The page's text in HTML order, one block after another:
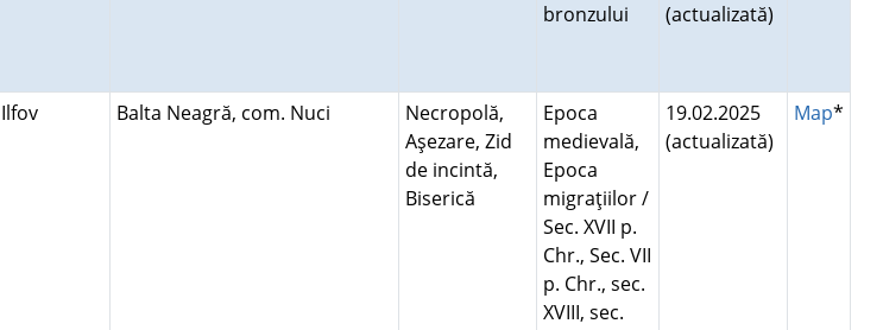
bronzului
(actualizată)
Ilfov Balta Neagră, com. Nuci
Necropolă,
Aşezare, Zid
de incintă,
Biserică
Epoca
medievală,
Epoca
migraţiilor /
Sec. XVII p.
Chr., Sec. VII
p. Chr., sec.
XVIII, sec.
19.02.2025
(actualizată)
Map*